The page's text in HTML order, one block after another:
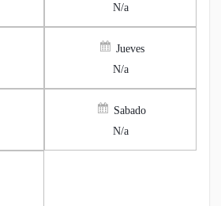
N/a
Jueves
N/a
Sabado
N/a